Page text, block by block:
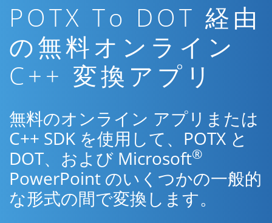
POTX To DOT 経由
の無料オンライン
C++ 変換アプリ
無料のオンライン アプリまたは
C++ SDK を使用して、POTX と
DOT、および Microsoft®
PowerPoint のいくつかの一般的
な形式の間で変換します。